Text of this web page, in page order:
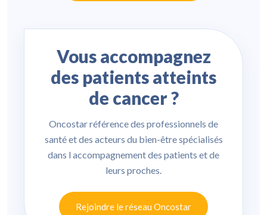
Vous accompagnez
des patients atteints
de cancer ?
Oncostar référence des professionnels de
santé et des acteurs du bien-être spécialisés
dans l accompagnement des patients et de
leurs proches.
Rejoindre le réseau Oncostar